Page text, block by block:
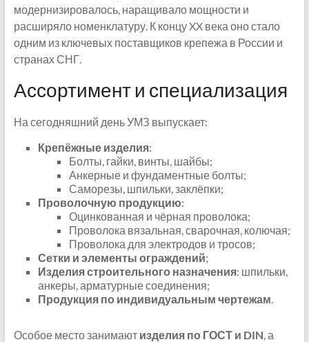
модернизировалось, наращивало мощности и
расширяло номенклатуру. К концу XX века оно стало
одним из ключевых поставщиков крепежа в России и
странах СНГ.
Ассортимент и специализация
На сегодняшний день УМЗ выпускает:
Крепёжные изделия:
Болты, гайки, винты, шайбы;
Анкерные и фундаментные болты;
Саморезы, шпильки, заклёпки;
Проволочную продукцию:
Оцинкованная и чёрная проволока;
Проволока вязальная, сварочная, колючая;
Проволока для электродов и тросов;
Сетки и элементы ограждений;
Изделия строительного назначения: шпильки,
анкеры, арматурные соединения;
Продукция по индивидуальным чертежам.
Особое место занимают изделия по ГОСТ и DIN, а